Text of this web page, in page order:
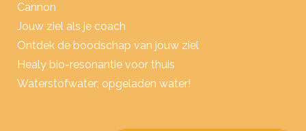
Cannon
Jouw ziel als je coach
Ontdek de boodschap van jouw ziel
Healy bio-resonantie voor thuis
Waterstofwater; opgeladen water!